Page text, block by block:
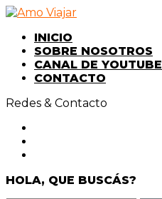
INICIO
SOBRE NOSOTROS
CANAL DE YOUTUBE
CONTACTO
Redes & Contacto
HOLA, QUE BUSCÁS?